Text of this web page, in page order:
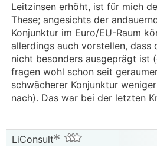
Leitzinsen erhöht, ist für mich
These; angesichts der
Konjunktur im Euro/EU-Raum
allerdings auch vorstellen, dass
nicht besonders ausgeprägt ist
fragen wohl schon seit
schwächerer Konjunktur
nach). Das war bei der letzten
LiConsult